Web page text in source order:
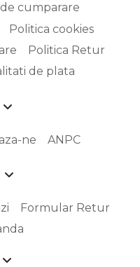
cumparare
Politica cookies
Politica Retur
de plata
ne ANPC
Formular Retur